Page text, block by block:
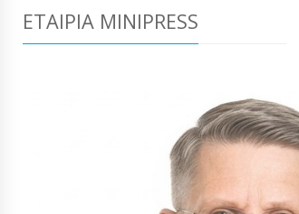
ΕΤΑΙΡΊΑ MINIPRESS